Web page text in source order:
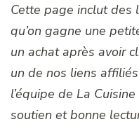
Cette page inclut des
qu’on gagne une
un achat après avoir
un de nos liens
l’équipe de La
soutien et bonne